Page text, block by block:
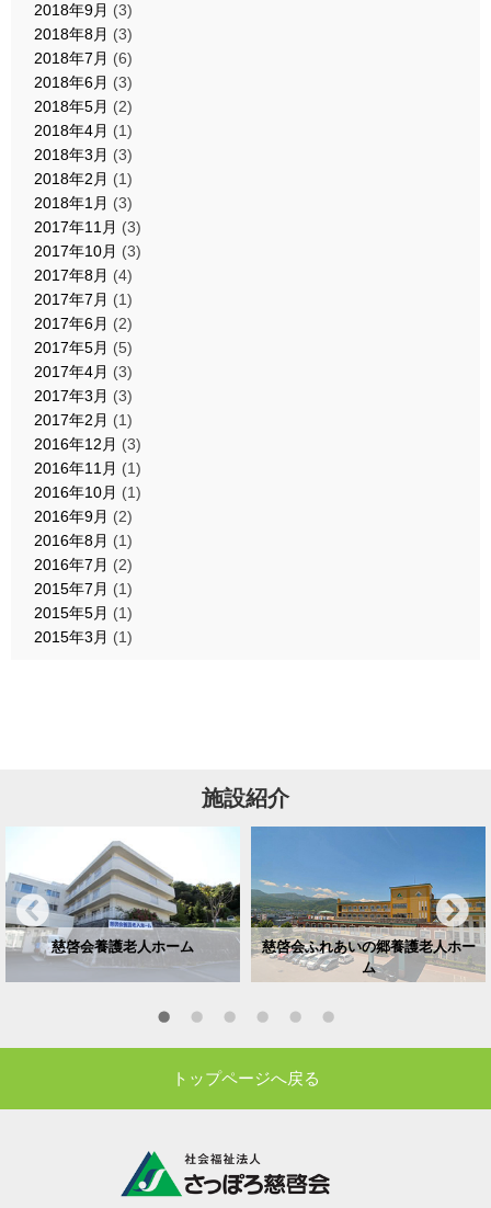
2018年9月 (3)
2018年8月 (3)
2018年7月 (6)
2018年6月 (3)
2018年5月 (2)
2018年4月 (1)
2018年3月 (3)
2018年2月 (1)
2018年1月 (3)
2017年11月 (3)
2017年10月 (3)
2017年8月 (4)
2017年7月 (1)
2017年6月 (2)
2017年5月 (5)
2017年4月 (3)
2017年3月 (3)
2017年2月 (1)
2016年12月 (3)
2016年11月 (1)
2016年10月 (1)
2016年9月 (2)
2016年8月 (1)
2016年7月 (2)
2015年7月 (1)
2015年5月 (1)
2015年3月 (1)
施設紹介
慈啓会養護老人ホーム
慈啓会ふれあいの郷養護老人ホー
ム
トップページへ戻る